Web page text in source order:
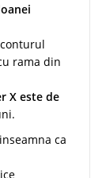
rama din
X este de
ca